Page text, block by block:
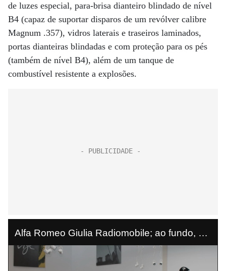
de luzes especial, para-brisa dianteiro blindado de nível
B4 (capaz de suportar disparos de um revólver calibre
Magnum .357), vidros laterais e traseiros laminados,
portas dianteiras blindadas e com proteção para os pés
(também de nível B4), além de um tanque de
combustível resistente a explosões.
Alfa Romeo Giulia Radiomobile; ao fundo, um
modelo 1750 usado nos anos 1960